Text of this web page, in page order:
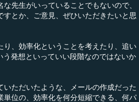
先生がいっていることでもないので、
とか、ご意見、ぜひいただきたいと思
、効率化ということを考えたり、追い
発想といっていい段階なのではないか
ただいたような、メールの作成だった
単位の、効率化を何分短縮できる、何パ